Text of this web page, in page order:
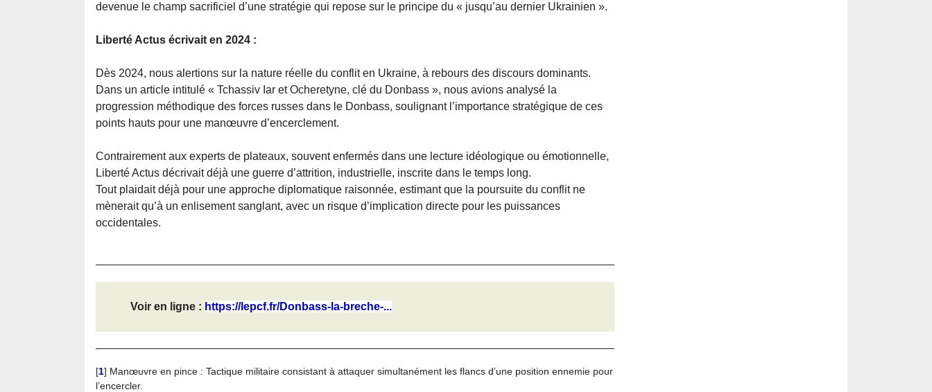
devenue le champ sacrificiel d’une stratégie qui repose sur le principe du « jusqu’au dernier Ukrainien ».
Liberté Actus écrivait en 2024 :
Dès 2024, nous alertions sur la nature réelle du conflit en Ukraine, à rebours des discours dominants.
Dans un article intitulé « Tchassiv Iar et Ocheretyne, clé du Donbass », nous avions analysé la
progression méthodique des forces russes dans le Donbass, soulignant l’importance stratégique de ces
points hauts pour une manœuvre d’encerclement.
Contrairement aux experts de plateaux, souvent enfermés dans une lecture idéologique ou émotionnelle,
Liberté Actus décrivait déjà une guerre d’attrition, industrielle, inscrite dans le temps long.
Tout plaidait déjà pour une approche diplomatique raisonnée, estimant que la poursuite du conflit ne
mènerait qu’à un enlisement sanglant, avec un risque d’implication directe pour les puissances
occidentales.
Voir en ligne : https://lepcf.fr/Donbass-la-breche-...
[1] Manœuvre en pince : Tactique militaire consistant à attaquer simultanément les flancs d’une position ennemie pour
l’encercler.